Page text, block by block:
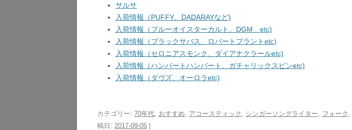
サルサ
入荷情報（PUFFY、DADARAYなど)
入荷情報（ブルーオイスターカルト、DGM etc)
入荷情報（ブラックサバス、ロバートプラントetc)
入荷情報（セロニアスモンク、ダイアナクラールetc)
入荷情報（ハンバートハンバート、ガチャリックスピンetc)
入荷情報（ダヴズ、オーロラetc)
カテゴリー: 70年代 おすすめ アコースティック シンガーソングライター フォーク
稿日: 2017-09-05